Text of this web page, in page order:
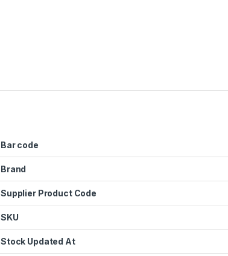
Bar code
Brand
Supplier Product Code
SKU
Stock Updated At